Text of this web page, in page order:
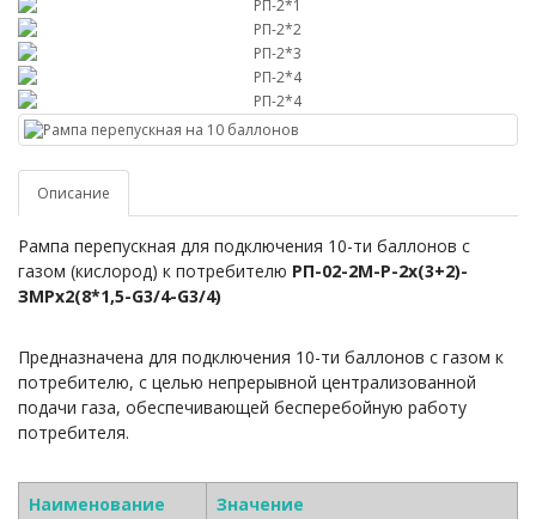
Описание
Рампа перепускная для подключения 10-ти баллонов с
газом (кислород) к потребителю РП-02-2М-Р-2х(3+2)-
ЗМРх2(8*1,5-G3/4-G3/4)
Предназначена для подключения 10-ти баллонов с газом к
потребителю, с целью непрерывной централизованной
подачи газа, обеспечивающей бесперебойную работу
потребителя.
Наименование Значение